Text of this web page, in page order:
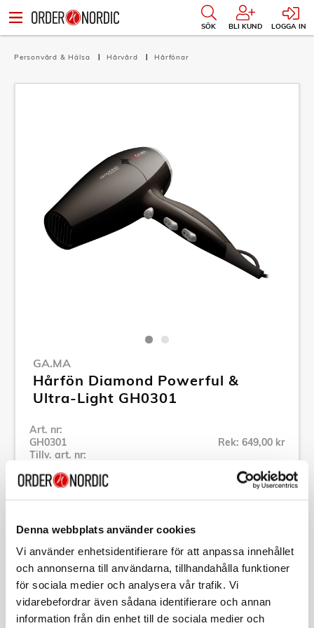
Denna webbplats använder cookies
Vi använder enhetsidentifierare för att anpassa innehållet
och annonserna till användarna, tillhandahålla funktioner
för sociala medier och analysera vår trafik. Vi
vidarebefordrar även sådana identifierare och annan
information från din enhet till de sociala medier och
SÖK BLI KUND LOGGA IN
Personvård & Hälsa Hårvård Hårfönar
GA.MA
Hårfön Diamond Powerful &
Ultra-Light GH0301
Art. nr:
GH0301
Tillv. art. nr:
Rek: 649,00 kr
Se alla produkter inom Ga.Ma
Beskrivning
Art. nr:GH0301